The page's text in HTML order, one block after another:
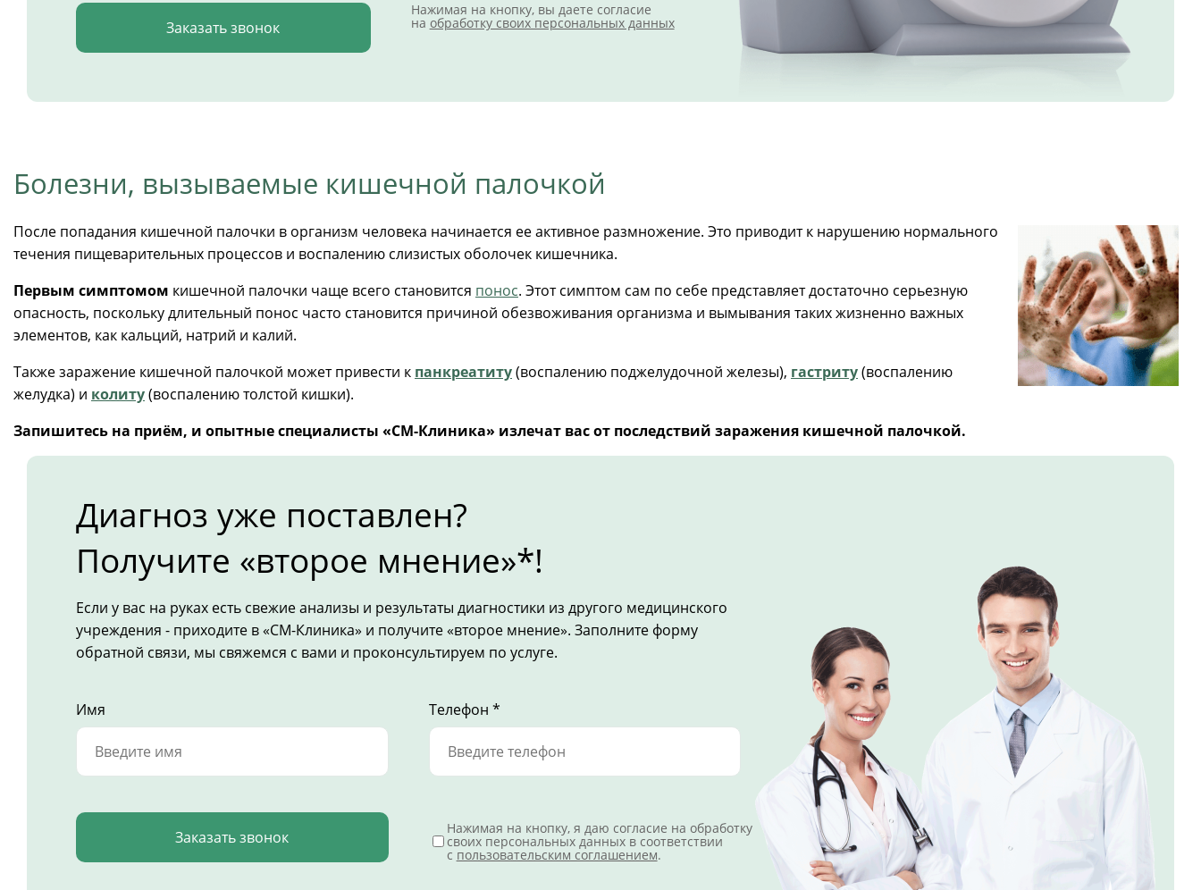
Заказать звонок
Нажимая на кнопку, вы даете согласие
на обработку своих персональных данных
Болезни, вызываемые кишечной палочкой
После попадания кишечной палочки в организм человека начинается ее активное размножение. Это приводит к нарушению нормального
течения пищеварительных процессов и воспалению слизистых оболочек кишечника.
Первым симптомом кишечной палочки чаще всего становится понос. Этот симптом сам по себе представляет достаточно серьезную
опасность, поскольку длительный понос часто становится причиной обезвоживания организма и вымывания таких жизненно важных
элементов, как кальций, натрий и калий.
Также заражение кишечной палочкой может привести к панкреатиту(воспалению поджелудочной железы), гастриту(воспалению
желудка) и колиту(воспалению толстой кишки).
Запишитесь на приём, и опытные специалисты «СМ-Клиника» излечат вас от последствий заражения кишечной палочкой.
Диагноз уже поставлен?
Получите «второе мнение»*!
Если у вас на руках есть свежие анализы и результаты диагностики из другого медицинского
учреждения - приходите в «СМ-Клиника» и получите «второе мнение». Заполните форму
обратной связи, мы свяжемся с вами и проконсультируем по услуге.
Имя Телефон *
Заказать звонок Нажимая на кнопку, я даю согласие на обработку
своих персональных данных в соответствии
с пользовательским соглашением.